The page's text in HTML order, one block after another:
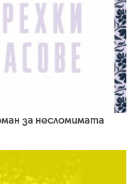
за несломимата